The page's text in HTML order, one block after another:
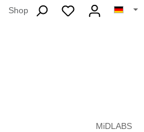
Shop
MiDLABS